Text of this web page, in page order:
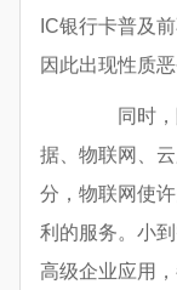
IC银行卡普及
因此出现性质
同时，
据、物联网、
分，物联网使
利的服务。小
高级企业应用